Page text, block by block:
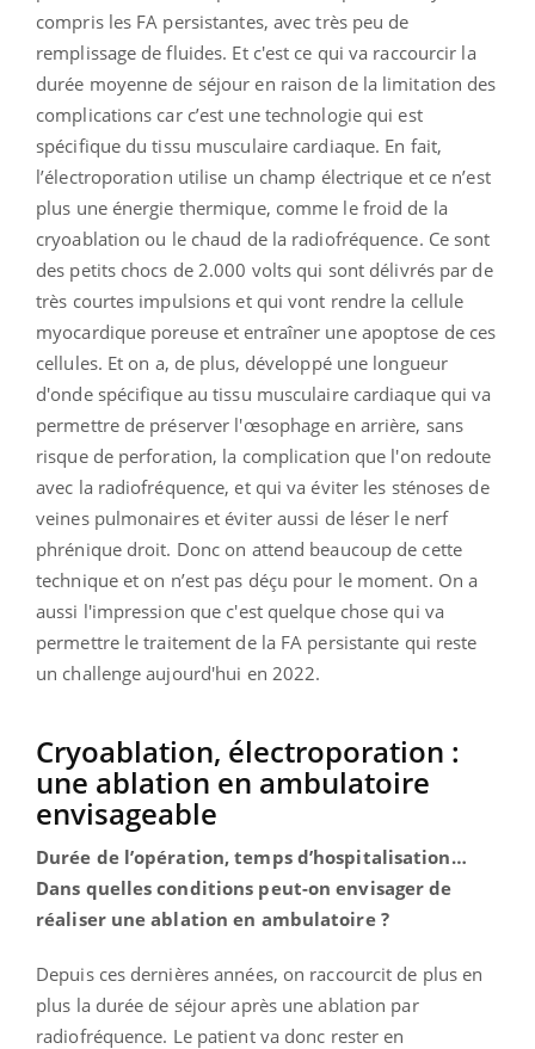
compris les FA persistantes, avec très peu de
remplissage de fluides. Et c'est ce qui va raccourcir la
durée moyenne de séjour en raison de la limitation des
complications car c’est une technologie qui est
spécifique du tissu musculaire cardiaque. En fait,
l’électroporation utilise un champ électrique et ce n’est
plus une énergie thermique, comme le froid de la
cryoablation ou le chaud de la radiofréquence. Ce sont
des petits chocs de 2.000 volts qui sont délivrés par de
très courtes impulsions et qui vont rendre la cellule
myocardique poreuse et entraîner une apoptose de ces
cellules. Et on a, de plus, développé une longueur
d'onde spécifique au tissu musculaire cardiaque qui va
permettre de préserver l'œsophage en arrière, sans
risque de perforation, la complication que l'on redoute
avec la radiofréquence, et qui va éviter les sténoses de
veines pulmonaires et éviter aussi de léser le nerf
phrénique droit. Donc on attend beaucoup de cette
technique et on n’est pas déçu pour le moment. On a
aussi l'impression que c'est quelque chose qui va
permettre le traitement de la FA persistante qui reste
un challenge aujourd'hui en 2022.
Cryoablation, électroporation :
une ablation en ambulatoire
envisageable
Durée de l’opération, temps d’hospitalisation…
Dans quelles conditions peut-on envisager de
réaliser une ablation en ambulatoire ?
Depuis ces dernières années, on raccourcit de plus en
plus la durée de séjour après une ablation par
radiofréquence. Le patient va donc rester en